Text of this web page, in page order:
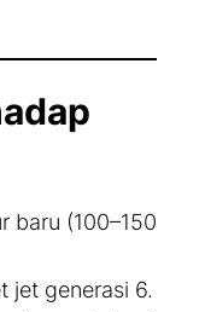
baru (100–150
jet generasi 6.